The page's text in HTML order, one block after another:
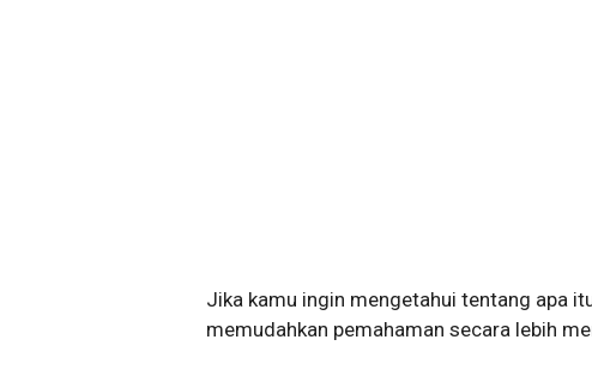
Jika kamu ingin mengetahui tentang apa
memudahkan pemahaman secara lebih